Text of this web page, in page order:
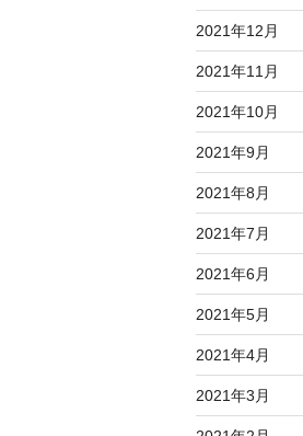
2021年12月
2021年11月
2021年10月
2021年9月
2021年8月
2021年7月
2021年6月
2021年5月
2021年4月
2021年3月